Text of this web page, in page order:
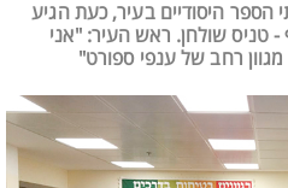
הספר היסודיים בעיר, כעת הגיע
טניס שולחן. ראש העיר: "אני
רחב של ענפי ספורט"